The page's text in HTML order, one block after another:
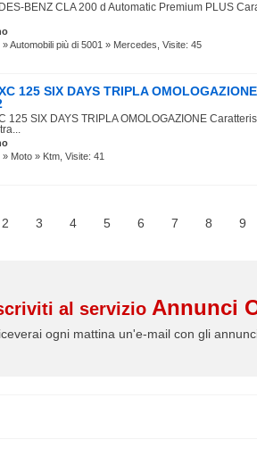
BENZ CLA 200 d Automatic Premium PLUS
» Automobili più di 5001 » Mercedes, Visite: 45
125 SIX DAYS TRIPLA
125 SIX DAYS TRIPLA OMOLOGAZIONE
» Moto » Ktm, Visite: 41
2 3 4 5 6 7 8 9
al servizio Annunci
ogni mattina un'e-mail con gli